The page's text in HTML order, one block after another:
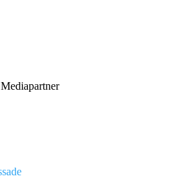
Mediapartner